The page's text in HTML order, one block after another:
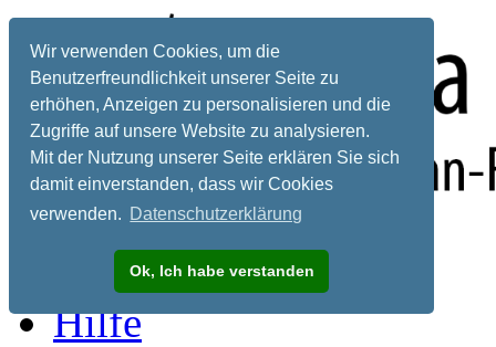
Wir verwenden Cookies, um die
Benutzerfreundlichkeit unserer Seite zu
erhöhen, Anzeigen zu personalisieren und die
Zugriffe auf unsere Website zu analysieren.
Mit der Nutzung unserer Seite erklären Sie sich
damit einverstanden, dass wir Cookies
verwenden. Datenschutzerklärung
Ok, Ich habe verstanden
Registrieren
Hilfe